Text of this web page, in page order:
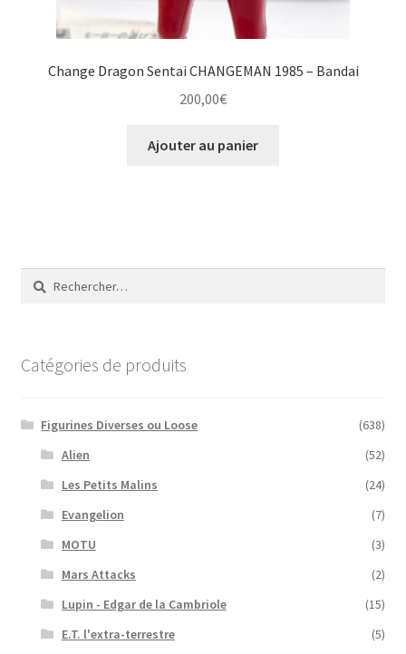
Change Dragon Sentai CHANGEMAN 1985 – Bandai
200,00€
Ajouter au panier
Rechercher :
Catégories de produits
Figurines Diverses ou Loose
(638)
Alien
(52)
Les Petits Malins
(24)
Evangelion
(7)
MOTU
(3)
Mars Attacks
(2)
Lupin - Edgar de la Cambriole
(15)
E.T. l'extra-terrestre
(5)